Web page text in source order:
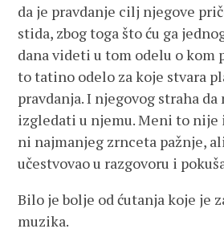
da je pravdanje cilj njegove
stida, zbog toga što ću ga
dana videti u tom odelu o kom
to tatino odelo za koje stvara
pravdanja. I njegovog straha da
izgledati u njemu. Meni to nije
ni najmanjeg zrnceta pažnje,
učestvovao u razgovoru i
Bilo je bolje od ćutanja koje je
muzika.